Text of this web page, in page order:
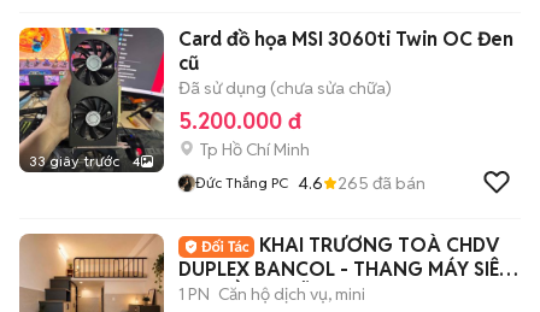
33 giây trước 4
Card đồ họa MSI 3060ti Twin OC Đen
cũ
Đã sử dụng (chưa sửa chữa)
5.200.000 đ
Tp Hồ Chí Minh
Đức Thắng PC 4.6 265 đã bán
KHAI TRƯƠNG TOÀ CHDV
DUPLEX BANCOL - THANG MÁY SIÊU
ĐẸP GẦN NGÃ TƯ 4XA
1 PN Căn hộ dịch vụ, mini